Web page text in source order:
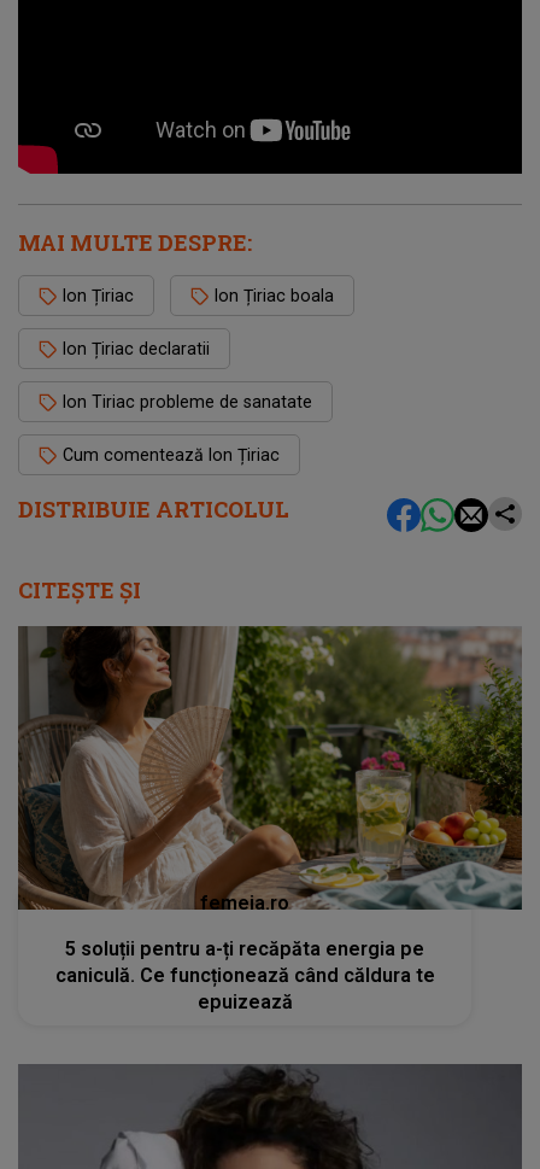
DISTRIBUIE ARTICOLUL
MAI MULTE DESPRE:
Ion Țiriac Ion Țiriac boala
Ion Țiriac declaratii
Ion Tiriac probleme de sanatate
Cum comentează Ion Țiriac
CITEȘTE ȘI
femeia.ro
5 soluții pentru a-ți recăpăta energia pe
caniculă. Ce funcționează când căldura te
epuizează